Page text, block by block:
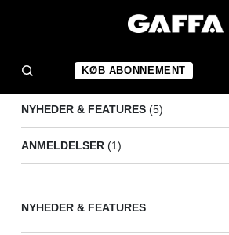
KØB ABONNEMENT
NYHEDER & FEATURES (5)
ANMELDELSER (1)
NYHEDER & FEATURES